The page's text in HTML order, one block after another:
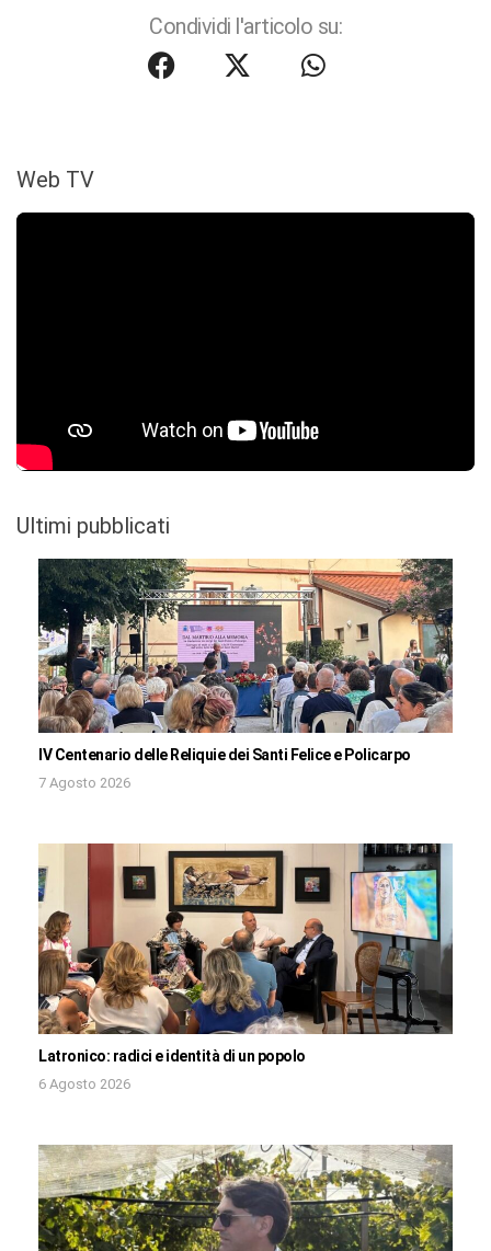
Condividi l'articolo su:
Web TV
Ultimi pubblicati
IV Centenario delle Reliquie dei Santi Felice e Policarpo
7 Agosto 2026
Latronico: radici e identità di un popolo
6 Agosto 2026